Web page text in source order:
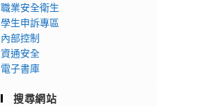
職業安全衛生
學生申訴專區
內部控制
資通安全
電子書庫
搜尋網站